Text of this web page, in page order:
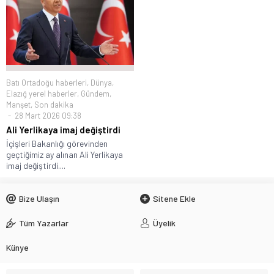
Batı Ortadoğu haberleri, Dünya,
Elazığ yerel haberler, Gündem,
Manşet, Son dakika
28 Mart 2026 09:38
Ali Yerlikaya imaj değiştirdi
İçişleri Bakanlığı görevinden
geçtiğimiz ay alınan Ali Yerlikaya
imaj değiştirdi....
Bize Ulaşın Sitene Ekle
Tüm Yazarlar Üyelik
Künye